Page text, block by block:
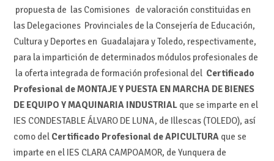
propuesta de las Comisiones de valoración constituidas en
las Delegaciones Provinciales de la Consejería de Educación,
Cultura y Deportes en Guadalajara y Toledo, respectivamente,
para la impartición de determinados módulos profesionales de
la oferta integrada de formación profesional del Certificado
Profesional deMONTAJE Y PUESTA EN MARCHA DE BIENES
DE EQUIPO Y MAQUINARIA INDUSTRIALque se imparte en el
IES CONDESTABLE ÁLVARO DE LUNA, de Illescas (TOLEDO), así
como del Certificado Profesional de APICULTURAque se
imparte en el IES CLARA CAMPOAMOR, de Yunquera de